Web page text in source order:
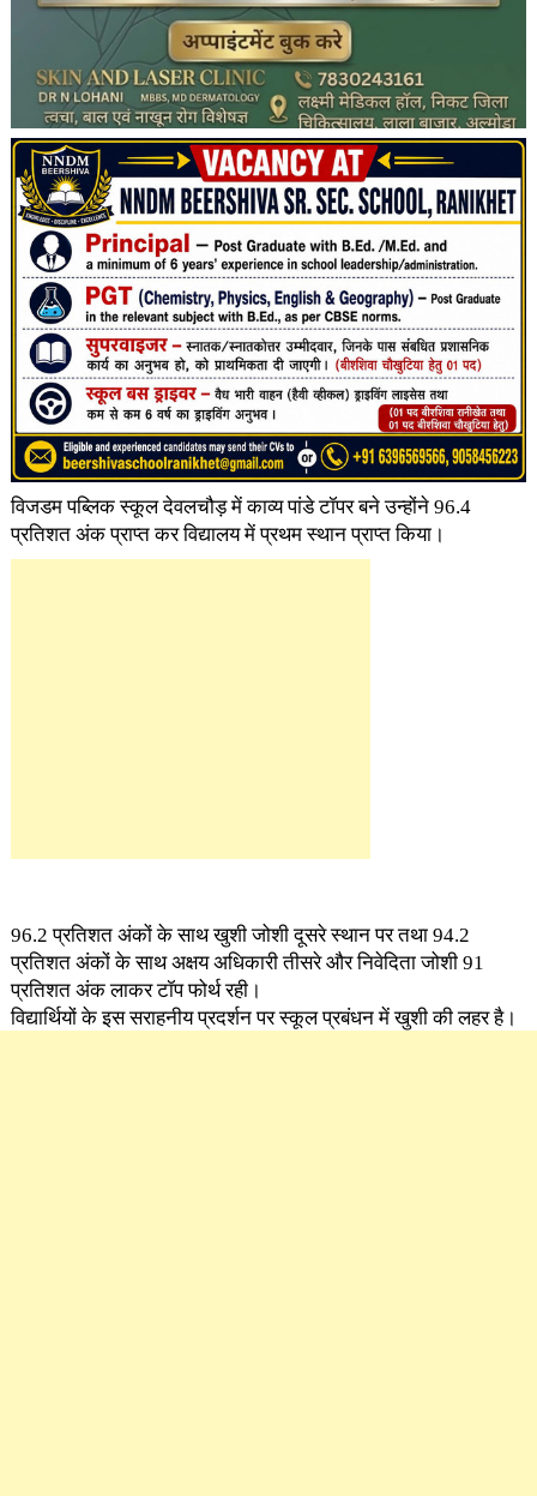
विजडम पब्लिक स्कूल देवलचौड़ में काव्य पांडे टॉपर बने उन्होंने 96.4
प्रतिशत अंक प्राप्त कर विद्यालय में प्रथम स्थान प्राप्त किया।
96.2 प्रतिशत अंकों के साथ खुशी जोशी दूसरे स्थान पर तथा 94.2
प्रतिशत अंकों के साथ अक्षय अधिकारी तीसरे और निवेदिता जोशी 91
प्रतिशत अंक लाकर टॉप फोर्थ रही।
विद्यार्थियों के इस सराहनीय प्रदर्शन पर स्कूल प्रबंधन में खुशी की लहर है।